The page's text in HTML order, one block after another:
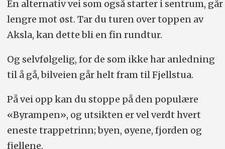
En alternativ vei som også starter i sentrum, går
lengre mot øst. Tar du turen over toppen av
Aksla, kan dette bli en fin rundtur.
Og selvfølgelig, for de som ikke har anledning
til å gå, bilveien går helt fram til Fjellstua.
På vei opp kan du stoppe på den populære
«Byrampen», og utsikten er vel verdt hvert
eneste trappetrinn; byen, øyene, fjorden og
fjellene.